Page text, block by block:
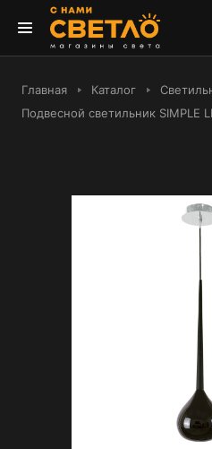
Главная Каталог
Подвесной светильник SIMPLE